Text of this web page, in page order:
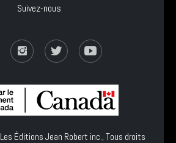
Suivez-nous
Les Éditions Jean Robert inc., Tous droits